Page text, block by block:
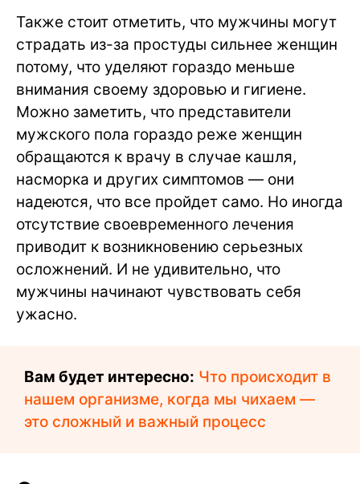
Также стоит отметить, что мужчины могут
страдать из-за простуды сильнее женщин
потому, что уделяют гораздо меньше
внимания своему здоровью и гигиене.
Можно заметить, что представители
мужского пола гораздо реже женщин
обращаются к врачу в случае кашля,
насморка и других симптомов — они
надеются, что все пройдет само. Но иногда
отсутствие своевременного лечения
приводит к возникновению серьезных
осложнений. И не удивительно, что
мужчины начинают чувствовать себя
ужасно.
Вам будет интересно: Что происходит в
нашем организме, когда мы чихаем —
это сложный и важный процесс